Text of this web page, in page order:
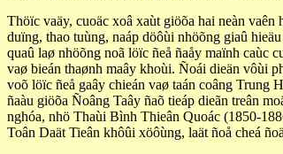
Thöïc vaäy, cuoäc xoâ xaùt giöõa hai neàn
duïng, thao tuùng, naáp döôùi nhöõng giaû
quaû laø nhöõng noã löïc ñeå ñaåy maïnh caùc
vaø bieán thaønh maây khoùi. Ñoái dieän vôùi
voõ löïc ñeå gaây chieán vaø taán coâng Trung
ñaàu giöõa Ñoâng Taây ñaõ tieáp dieãn treân
nghóa, nhö Thaùi Bình Thieân Quoác (1850-
Toân Daät Tieân khôûi xöôùng, laät ñoå cheá